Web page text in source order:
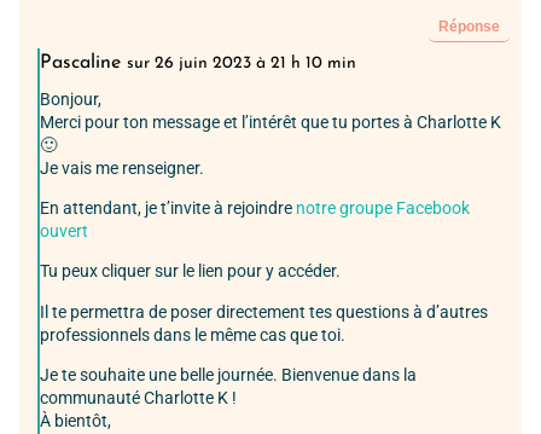
Réponse
Pascaline sur 26 juin 2023 à 21 h 10 min
Bonjour,
Merci pour ton message et l’intérêt que tu portes à Charlotte K
🙂
Je vais me renseigner.
En attendant, je t’invite à rejoindre notre groupe Facebook
ouvert
Tu peux cliquer sur le lien pour y accéder.
Il te permettra de poser directement tes questions à d’autres
professionnels dans le même cas que toi.
Je te souhaite une belle journée. Bienvenue dans la
communauté Charlotte K !
À bientôt,